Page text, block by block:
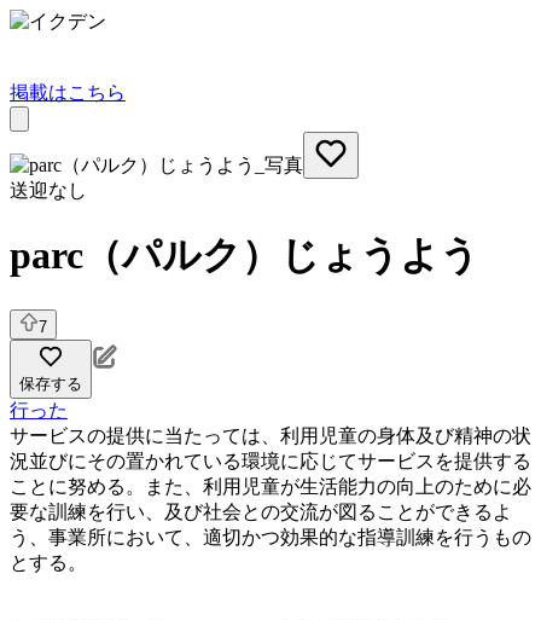
掲載はこちら
送迎なし
parc（パルク）じょうよう
7
保存する
行った
サービスの提供に当たっては、利用児童の身体及び精神の状
況並びにその置かれている環境に応じてサービスを提供する
ことに努める。また、利用児童が生活能力の向上のために必
要な訓練を行い、及び社会との交流が図ることができるよ
う、事業所において、適切かつ効果的な指導訓練を行うもの
とする。